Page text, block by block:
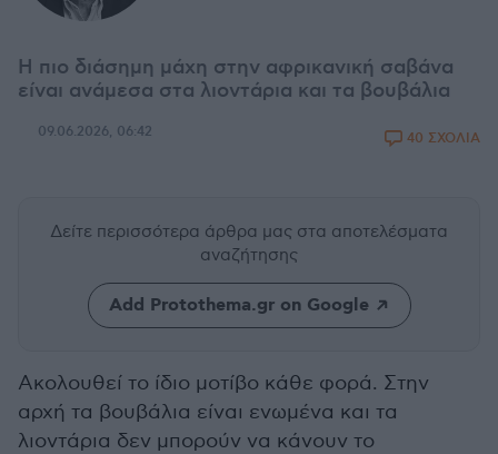
Η πιο διάσημη μάχη στην αφρικανική σαβάνα
είναι ανάμεσα στα λιοντάρια και τα βουβάλια
09.06.2026, 06:42 40 ΣΧΟΛΙΑ
Δείτε περισσότερα άρθρα μας στα αποτελέσματα
αναζήτησης
Add Protothema.gr on Google
Ακολουθεί το ίδιο μοτίβο κάθε φορά. Στην
αρχή τα βουβάλια είναι ενωμένα και τα
λιοντάρια δεν μπορούν να κάνουν το